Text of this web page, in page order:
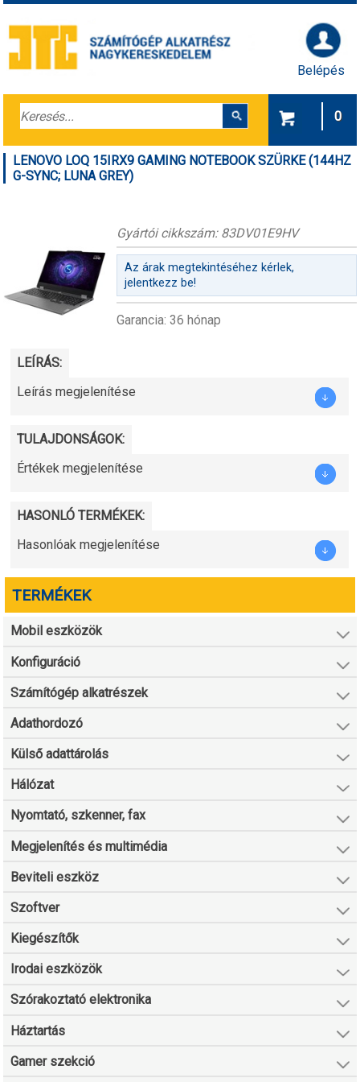
Belépés
0
LENOVO LOQ 15IRX9 GAMING NOTEBOOK SZÜRKE (144HZ
G-SYNC; LUNA GREY)
Gyártói cikkszám: 83DV01E9HV
Az árak megtekintéséhez kérlek,
jelentkezz be!
Garancia: 36 hónap
LEÍRÁS:
Leírás megjelenítése
TULAJDONSÁGOK:
Értékek megjelenítése
HASONLÓ TERMÉKEK:
Hasonlóak megjelenítése
TERMÉKEK
Mobil eszközök
Konfiguráció
Számítógép alkatrészek
Adathordozó
Külső adattárolás
Hálózat
Nyomtató, szkenner, fax
Megjelenítés és multimédia
Beviteli eszköz
Szoftver
Kiegészítők
Irodai eszközök
Szórakoztató elektronika
Háztartás
Gamer szekció